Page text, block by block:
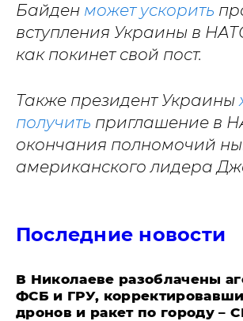
Байден может ускорить
вступления Украины в
как покинет свой пост.
Также президент Украины
получить приглашение в
окончания полномочий
американского лидера
Последние новости
В Николаеве разоблачены
ФСБ и ГРУ,
дронов и ракет по городу –